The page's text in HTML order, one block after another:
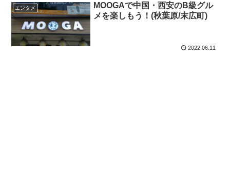
エンタメ
MOOGAで中国・西安のB級グル
メを楽しもう！(秋葉原/末広町)
2022.06.11